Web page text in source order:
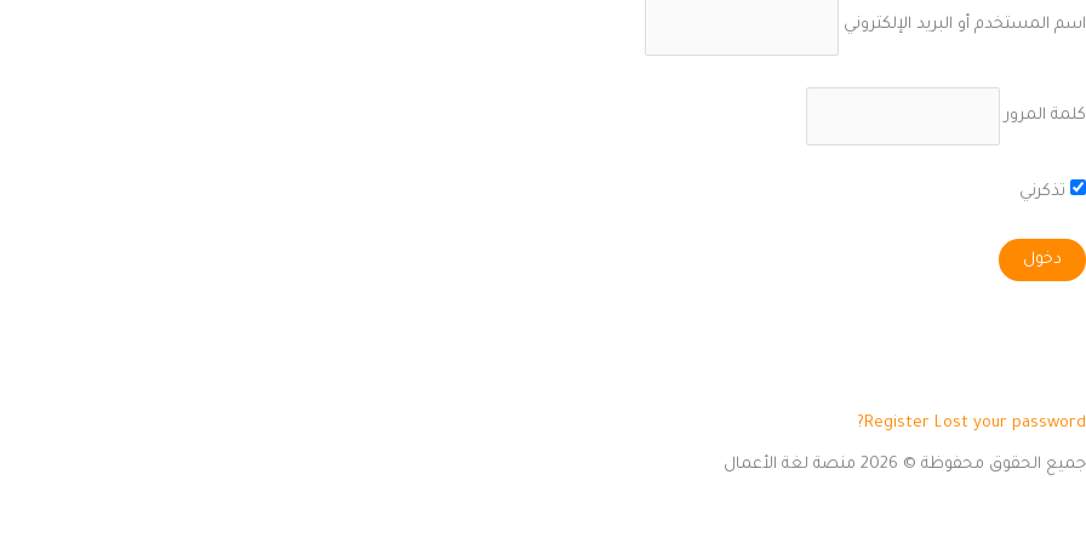
اسم المستخدم أو البريد الإلكتروني
كلمة المرور
تذكرني
Register Lost your password?
جميع الحقوق محفوظة © 2026 منصة لغة الأعمال